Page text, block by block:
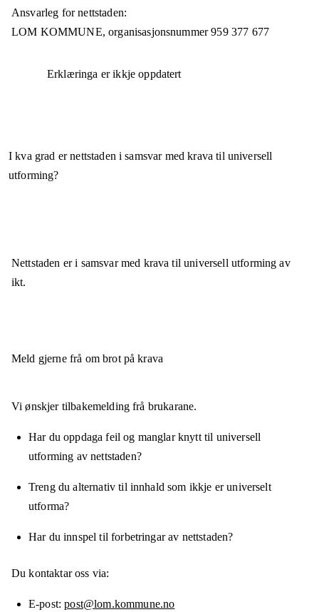
Ansvarleg for nettstaden:
LOM KOMMUNE,organisasjonsnummer 959 377 677
Erklæringa er ikkje oppdatert
I kva grad er nettstaden i samsvar med krava til universell
utforming?
Nettstaden eri samsvarmed krava til universell utforming av
ikt.
Meld gjerne frå om brot på krava
Vi ønskjer tilbakemelding frå brukarane.
Har du oppdaga feil og manglar knytt til universell
utforming av nettstaden?
Treng du alternativ til innhald som ikkje er universelt
utforma?
Har du innspel til forbetringar av nettstaden?
Du kontaktar oss via:
E-post post@lom.kommune.no